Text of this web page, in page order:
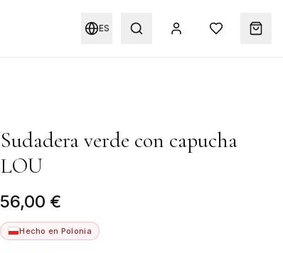
ES
Sudadera verde con capucha
LOU
56,00 €
Hecho en Polonia